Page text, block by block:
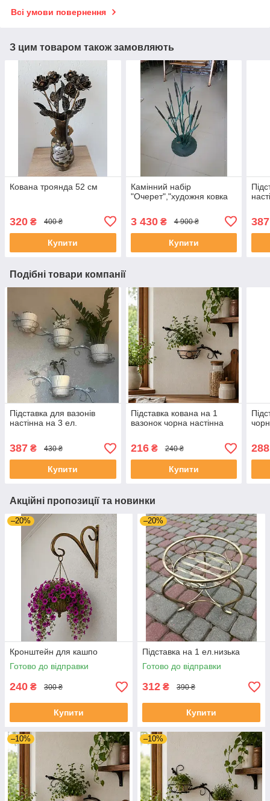
Всі умови повернення
З цим товаром також замовляють
Кована троянда 52 см
320 ₴ 400 ₴
Купити
Камінний набір
"Очерет","художня ковка
3 430₴ 4 900 ₴
Купити
387
Подібні товари компанії
Підставка для вазонів
настінна на 3 ел.
387 ₴ 430 ₴
Купити
Підставка кована на 1
вазонок чорна настінна
216₴ 240 ₴
Купити
288
Акційні пропозиції та новинки
–20%
Кронштейн для кашпо
Готово до відправки
240 ₴ 300 ₴
Купити
–20%
Підставка на 1 ел.низька
Готово до відправки
312 ₴ 390 ₴
Купити
–10% –10%